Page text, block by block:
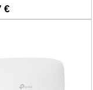
€